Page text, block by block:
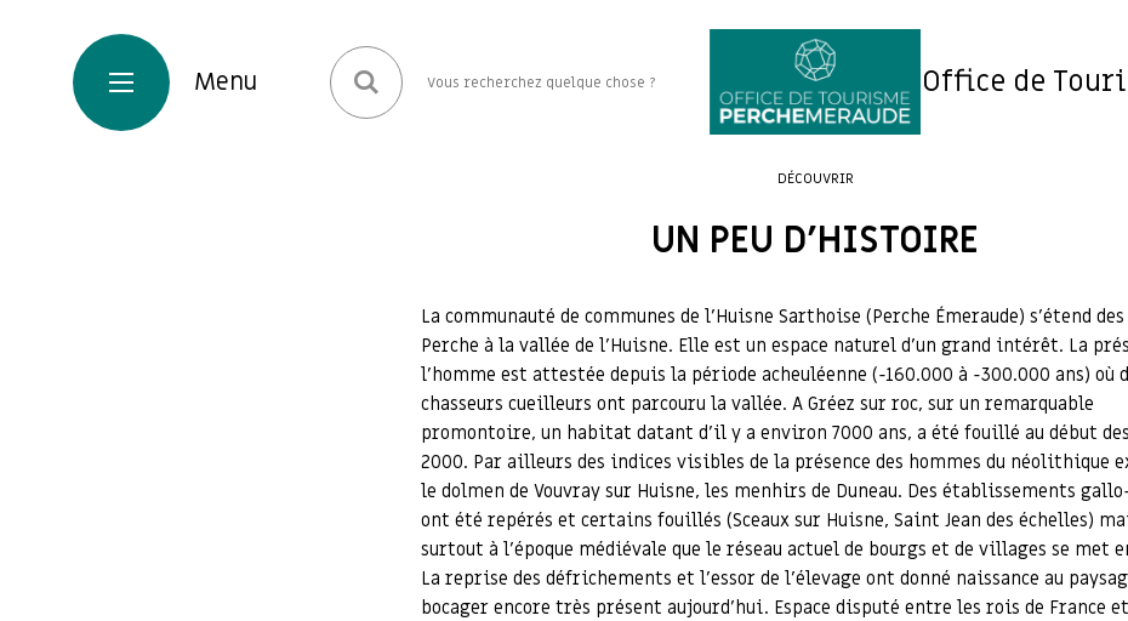
Office de
DÉCOUVRIR
UN PEU D’HISTOIRE
La communauté de communes de l’Huisne Sarthoise (Perche Émeraude) s’étend
Perche à la vallée de l’Huisne. Elle est un espace naturel d’un grand intérêt. La
l’homme est attestée depuis la période acheuléenne (-160.000 à -300.000 ans) où
chasseurs cueilleurs ont parcouru la vallée. A Gréez sur roc, sur un remarquable
promontoire, un habitat datant d’il y a environ 7000 ans, a été fouillé au début
2000. Par ailleurs des indices visibles de la présence des hommes du néolithique
le dolmen de Vouvray sur Huisne, les menhirs de Duneau. Des établissements
ont été repérés et certains fouillés (Sceaux sur Huisne, Saint Jean des échelles)
surtout à l’époque médiévale que le réseau actuel de bourgs et de villages se met
La reprise des défrichements et l’essor de l’élevage ont donné naissance au
bocager encore très présent aujourd’hui. Espace disputé entre les rois de France